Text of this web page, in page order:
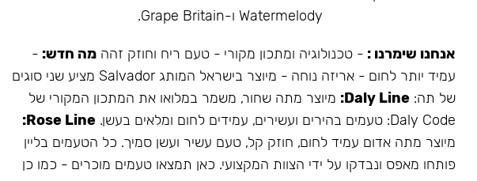
Watermelody ו-Grape Britain.
אנחנו שימרנו : - טכנולוגיה ומתכון מקורי - טעם ריח וחוזק זהה מה חדש: -
עמיד יותר לחום - אריזה נוחה - מיוצר בישראל המותג Salvador מציע שני סוגים
של תה: Daly Line: מיוצר מתה שחור, משמר במלואו את המתכון המקורי של
Daly Code: טעמים בהירים ועשירים, עמידים לחום ומלאים בעשן.
Rose Line:
מיוצר מתה אדום עמיד לחום, חוזק קל, טעם עשיר ועשן סמיך. כל הטעמים בליין
פותחו מאפס ונבדקו על ידי הצוות המקצועי. כאן תמצאו טעמים מוכרים - כמו כן